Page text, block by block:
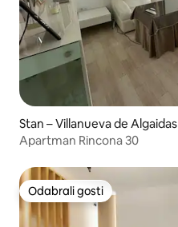
Stan – Villanueva de Algaidas
Apartman Rincona 30
Odabrali gosti
Odabrali gosti